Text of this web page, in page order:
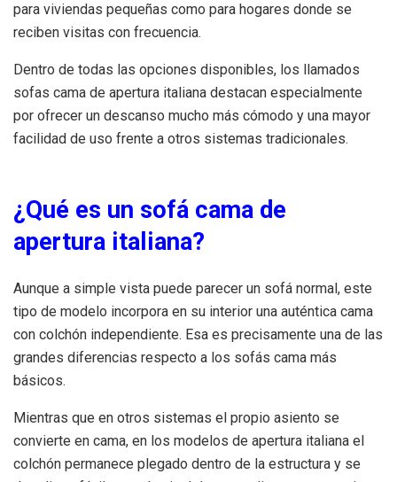
para viviendas pequeñas como para hogares donde se
reciben visitas con frecuencia.
Dentro de todas las opciones disponibles, los llamados
sofas cama de apertura italiana destacan especialmente
por ofrecer un descanso mucho más cómodo y una mayor
facilidad de uso frente a otros sistemas tradicionales.
¿Qué es un sofá cama de
apertura italiana?
Aunque a simple vista puede parecer un sofá normal, este
tipo de modelo incorpora en su interior una auténtica cama
con colchón independiente. Esa es precisamente una de las
grandes diferencias respecto a los sofás cama más
básicos.
Mientras que en otros sistemas el propio asiento se
convierte en cama, en los modelos de apertura italiana el
colchón permanece plegado dentro de la estructura y se